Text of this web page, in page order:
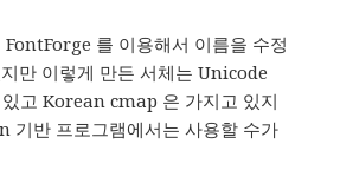
FontForge 를 이용해서 이름을 수정
만 이렇게 만든 서체는 Unicode
고 Korean cmap 은 가지고 있지
기반 프로그램에서는 사용할 수가